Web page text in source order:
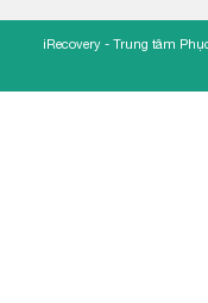
iRecovery - Trung tâm